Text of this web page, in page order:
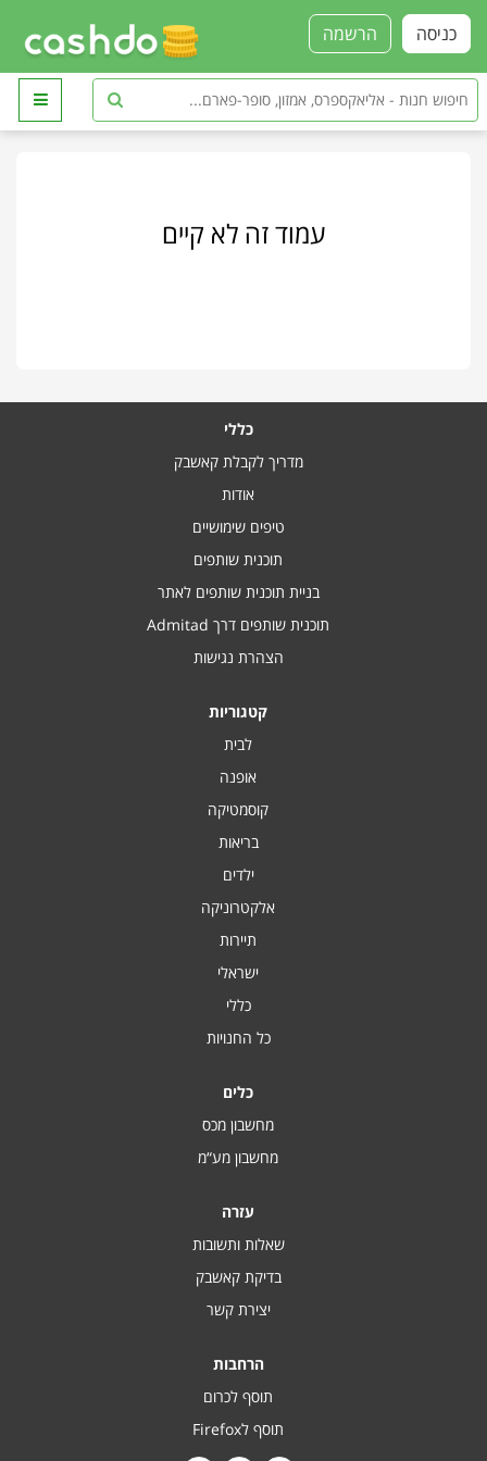
הרשמה כניסה
עמוד זה לא קיים
כללי
מדריך לקבלת קאשבק
אודות
טיפים שימושיים
תוכנית שותפים
בניית תוכנית שותפים לאתר
תוכנית שותפים דרך Admitad
הצהרת נגישות
קטגוריות
לבית
אופנה
קוסמטיקה
בריאות
ילדים
אלקטרוניקה
תיירות
ישראלי
כללי
כל החנויות
כלים
מחשבון מכס
מחשבון מע“מ
עזרה
שאלות ותשובות
בדיקת קאשבק
יצירת קשר
הרחבות
תוסף לכרום
תוסף לFirefox